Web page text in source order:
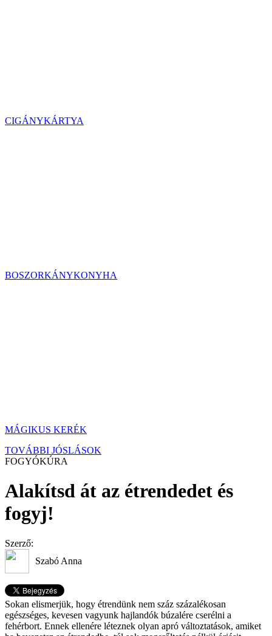
CIGÁNYKÁRTYA
BOSZORKÁNYKONYHA
MÁGIKUS KERÉK
TOVÁBBI JÓSLÁSOK
FOGYÓKÚRA
Alakítsd át az étrendedet és
fogyj!
Szerző:
Szabó Anna
Sokan elismerjük, hogy étrendünk nem száz százalékosan
egészséges, kevesen vagyunk hajlandók búzalére cserélni a
fehérbort. Ennek ellenére léteznek olyan apró változtatások, amiket